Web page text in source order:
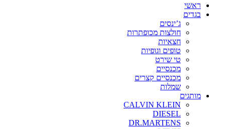
ראשי
בגדים
ג’ינסים
חולצות מכופתרות
חצאיות
טופים וגופיות
טי שירט
מכנסיים
מכנסיים קצרים
שמלות
מותגים
CALVIN KLEIN
DIESEL
DR.MARTENS